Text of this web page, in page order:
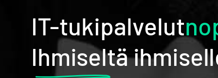
IT-tukipalvelut
Ihmiseltä